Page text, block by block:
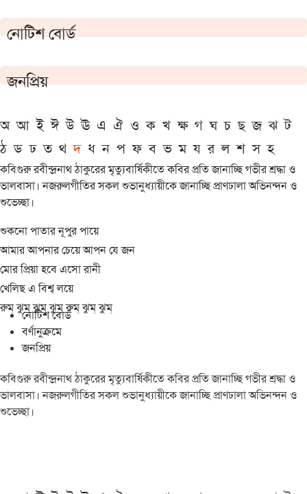
নোটিশ বোর্ড
জনপ্রিয়
অ আ ই ঈ উ ঊ এ ঐ ও ক খ ক্ষ গ ঘ চ ছ জ ঝ ট
ঠ ড ঢ ত থ দ ধ ন প ফ ব ভ ম য র ল শ স হ
কবিগুরু রবীন্দ্রনাথ ঠাকুরের মৃত্যুবার্ষিকীতে কবির প্রতি জানাচ্ছি গভীর শ্রদ্ধা ও
ভালবাসা। নজরুলগীতির সকল শুভানুধ্যায়ীকে জানাচ্ছি প্রাণঢালা অভিনন্দন ও
শুভেচ্ছা।
শুকনো পাতার নূপুর পায়ে
আমার আপনার চেয়ে আপন যে জন
মোর প্রিয়া হবে এসো রানী
খেলিছ এ বিশ্ব লয়ে
রুম্ ঝুম্ ঝুম্ ঝুম্ রুম্ ঝুম্ ঝুম্
নোটিশ বোর্ড
বর্ণানুক্রমে
জনপ্রিয়
কবিগুরু রবীন্দ্রনাথ ঠাকুরের মৃত্যুবার্ষিকীতে কবির প্রতি জানাচ্ছি গভীর শ্রদ্ধা ও
ভালবাসা। নজরুলগীতির সকল শুভানুধ্যায়ীকে জানাচ্ছি প্রাণঢালা অভিনন্দন ও
শুভেচ্ছা।